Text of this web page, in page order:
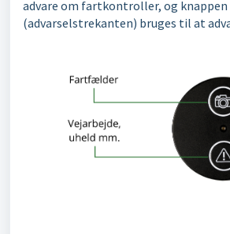
advare om fartkontroller, og knappen
(advarselstrekanten) bruges til at